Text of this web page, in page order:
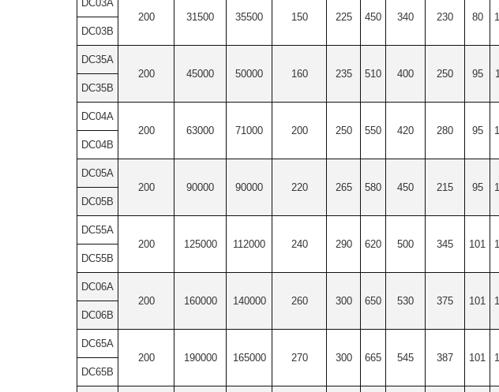
DC03A
200
31500 35500 150 225 450 340 230 80
DC03B
DC35A
200
45000 50000 160 235 510 400 250 95
DC35B
DC04A
200
63000 71000 200 250 550 420 280 95
DC04B
DC05A
200
90000 90000 220 265 580 450 215 95
DC05B
DC55A
200
125000 112000 240 290 620 500 345 101
DC55B
DC06A
200
160000 140000 260 300 650 530 375 101
DC06B
DC65A
200
190000 165000 270 300 665 545 387 101
DC65B